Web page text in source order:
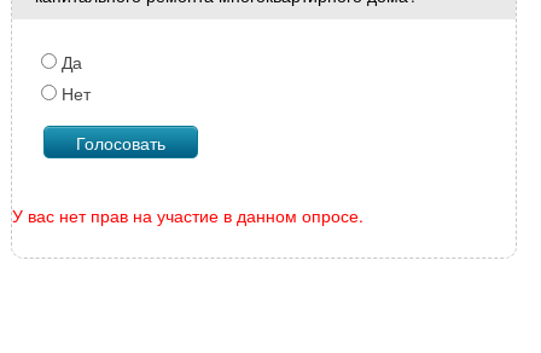
Да
Нет
У вас нет прав на участие в данном опросе.